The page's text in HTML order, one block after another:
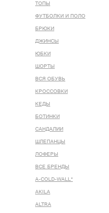
ТОПЫ
ФУТБОЛКИ И ПОЛО
БРЮКИ
ДЖИНСЫ
ЮБКИ
ШОРТЫ
ВСЯ ОБУВЬ
КРОССОВКИ
КЕДЫ
БОТИНКИ
САНДАЛИИ
ШЛЕПАНЦЫ
ЛОФЕРЫ
ВСЕ БРЕНДЫ
A-COLD-WALL*
AKILA
ALTRA